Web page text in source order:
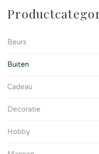
Beurs
Buiten
Cadeau
Decoratie
Hobby